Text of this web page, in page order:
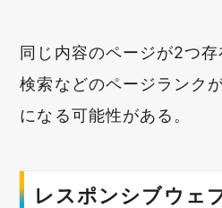
同じ内容のページが2つ
検索などのページランク
になる可能性がある。
レスポンシブウェ